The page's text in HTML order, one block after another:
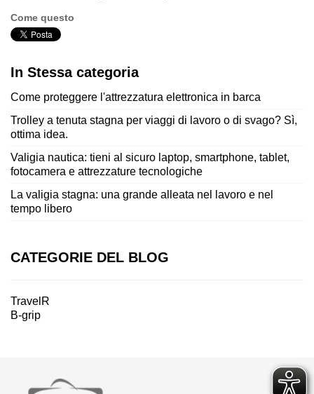
Come questo
In Stessa categoria
Come proteggere l'attrezzatura elettronica in barca
Trolley a tenuta stagna per viaggi di lavoro o di svago? Sì,
ottima idea.
Valigia nautica: tieni al sicuro laptop, smartphone, tablet,
fotocamera e attrezzature tecnologiche
La valigia stagna: una grande alleata nel lavoro e nel
tempo libero
CATEGORIE DEL BLOG
TravelR
B-grip